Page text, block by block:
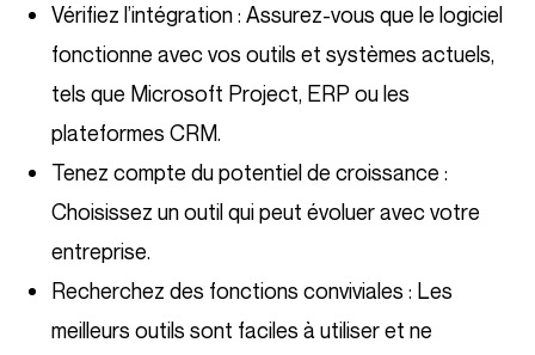
Vérifiez l’intégration : Assurez-vous que le logiciel
fonctionne avec vos outils et systèmes actuels,
tels que Microsoft Project, ERP ou les
plateformes CRM.
Tenez compte du potentiel de croissance :
Choisissez un outil qui peut évoluer avec votre
entreprise.
Recherchez des fonctions conviviales : Les
meilleurs outils sont faciles à utiliser et ne